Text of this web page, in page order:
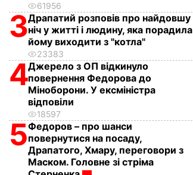
61956
3Драпатий розповів про найдовшу
ніч у житті і людину, яка порадила
йому виходити з "котла"
23383
4Джерело з ОП відкинуло
повернення Федорова до
Міноборони. У ексміністра
відповіли
18597
5Федоров – про шанси
повернутися на посаду,
Драпатого, Хмару, переговори з
Маском. Головне зі стріма